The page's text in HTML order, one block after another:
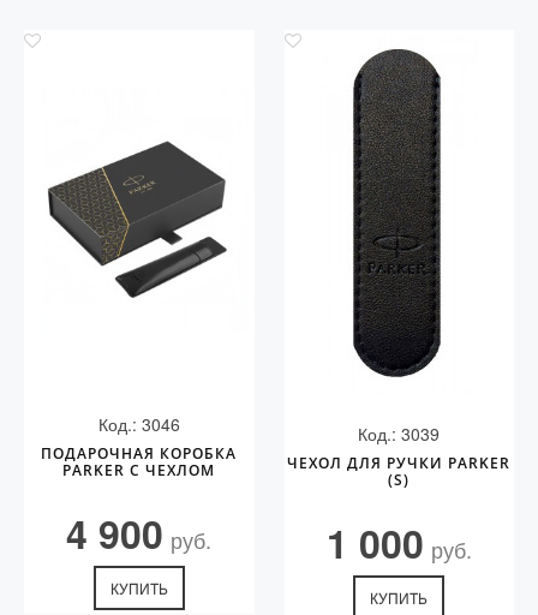
Код.: 3046
ПОДАРОЧНАЯ КОРОБКА
PARKER С ЧЕХЛОМ
4 900 руб.
КУПИТЬ
Код.: 3039
ЧЕХОЛ ДЛЯ РУЧКИ PARKER
(S)
1 000 руб.
КУПИТЬ